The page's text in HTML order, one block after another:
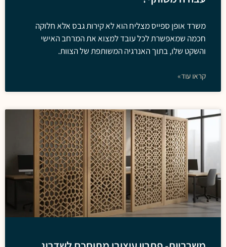
משרד אופן ספייס מצליח הוא לא קירות גבס אלא חלוקה
חכמה שמאפשרת לכל עובד למצוא את המרחב האישי
והשקט שלו, בתוך האנרגיה המשותפת של הצוות.
קראו עוד»